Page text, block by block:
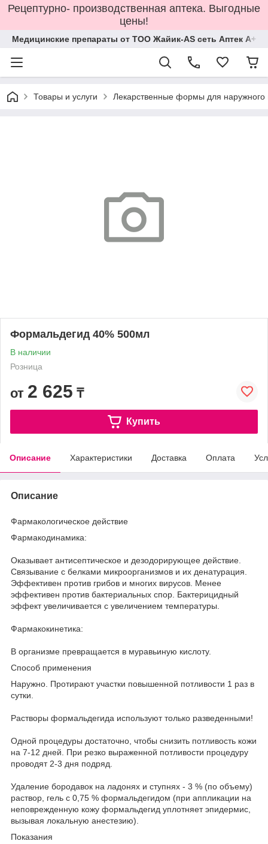
Рецептурно- производственная аптека. Выгодные
цены!
Медицинские препараты от ТОО Жайик-AS сеть Аптек А+
Товары и услуги Лекарственные формы для
Формальдегид 40% 500мл
В наличии
Розница
от 2 625 ₸
Купить
Описание Характеристики Доставка Оплата
Описание
Фармакологическое действие
Фармакодинамика:
Оказывает антисептическое и дезодорирующее действие.
Связывание с белками микроорганизмов и их денатурация.
Эффективен против грибов и многих вирусов. Менее
эффективен против бактериальных спор. Бактерицидный
эффект увеличивается с увеличением температуры.
Фармакокинетика:
В организме превращается в муравьиную кислоту.
Способ применения
Наружно. Протирают участки повышенной потливости 1 раз в
сутки.
Растворы формальдегида используют только разведенными!
Одной процедуры достаточно, чтобы снизить потливость кожи
на 7-12 дней. При резко выраженной потливости процедуру
проводят 2-3 дня подряд.
Удаление бородавок на ладонях и ступнях - 3 % (по объему)
раствор, гель с 0,75 % формальдегидом (при аппликации на
неповрежденную кожу формальдегид уплотняет эпидермис,
вызывая локальную анестезию).
Показания